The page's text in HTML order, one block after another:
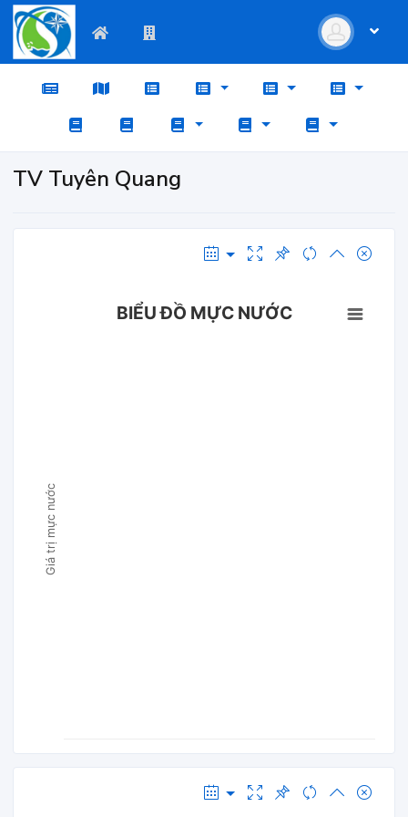
TV Tuyên Quang
Giá trị mực nước
BIỂU ĐỒ MỰC NƯỚC